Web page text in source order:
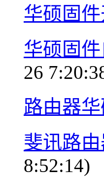
华硕固
华硕固
26
路由器
斐讯路
8:52:14)